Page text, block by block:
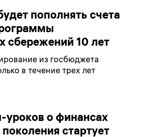
пополнять счета
сбережений 10 лет
из госбюджета
в течение трех лет
уроков о финансах
стартует